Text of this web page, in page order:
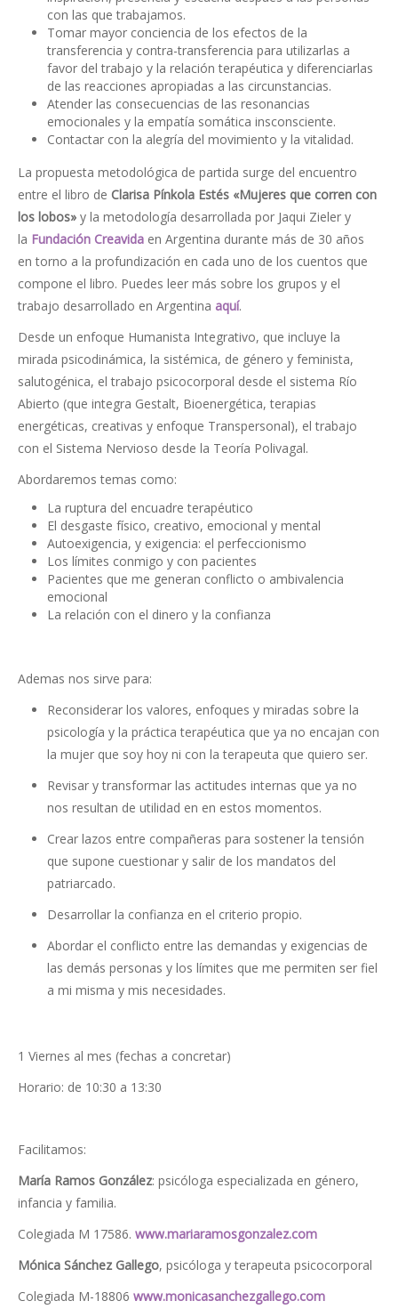
con las que trabajamos.
Tomar mayor conciencia de los efectos de la
transferencia y contra-transferencia para utilizarlas a
favor del trabajo y la relación terapéutica y diferenciarlas
de las reacciones apropiadas a las circunstancias.
Atender las consecuencias de las resonancias
emocionales y la empatía somática insconsciente.
Contactar con la alegría del movimiento y la vitalidad.
La propuesta metodológica de partida surge del encuentro
entre el libro de Clarisa Pínkola Estés «Mujeres que corren con
los lobos» y la metodología desarrollada por Jaqui Zieler y
la Fundación Creavida en Argentina durante más de 30 años
en torno a la profundización en cada uno de los cuentos que
compone el libro. Puedes leer más sobre los grupos y el
trabajo desarrollado en Argentina aquí.
Desde un enfoque Humanista Integrativo, que incluye la
mirada psicodinámica, la sistémica, de género y feminista,
salutogénica, el trabajo psicocorporal desde el sistema Río
Abierto (que integra Gestalt, Bioenergética, terapias
energéticas, creativas y enfoque Transpersonal), el trabajo
con el Sistema Nervioso desde la Teoría Polivagal.
Abordaremos temas como:
La ruptura del encuadre terapéutico
El desgaste físico, creativo, emocional y mental
Autoexigencia, y exigencia: el perfeccionismo
Los límites conmigo y con pacientes
Pacientes que me generan conflicto o ambivalencia
emocional
La relación con el dinero y la confianza
Ademas nos sirve para:
Reconsiderar los valores, enfoques y miradas sobre la
psicología y la práctica terapéutica que ya no encajan con
la mujer que soy hoy ni con la terapeuta que quiero ser.
Revisar y transformar las actitudes internas que ya no
nos resultan de utilidad en en estos momentos.
Crear lazos entre compañeras para sostener la tensión
que supone cuestionar y salir de los mandatos del
patriarcado.
Desarrollar la confianza en el criterio propio.
Abordar el conflicto entre las demandas y exigencias de
las demás personas y los límites que me permiten ser fiel
a mi misma y mis necesidades.
1 Viernes al mes (fechas a concretar)
Horario: de 10:30 a 13:30
Facilitamos:
María Ramos González: psicóloga especializada en género,
infancia y familia.
Colegiada M 17586. www.mariaramosgonzalez.com
Mónica Sánchez Gallego, psicóloga y terapeuta psicocorporal
Colegiada M-18806 www.monicasanchezgallego.com